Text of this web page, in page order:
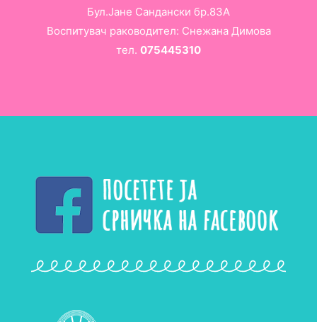
Бул.Јане Сандански бр.83А
Воспитувач раководител: Снежана Димова
тел. 075445310